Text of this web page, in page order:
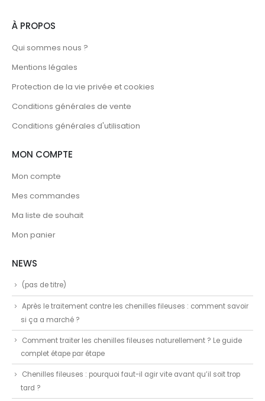
À PROPOS
Qui sommes nous ?
Mentions légales
Protection de la vie privée et cookies
Conditions générales de vente
Conditions générales d'utilisation
MON COMPTE
Mon compte
Mes commandes
Ma liste de souhait
Mon panier
NEWS
(pas de titre)
Après le traitement contre les chenilles fileuses : comment savoir
si ça a marché ?
Comment traiter les chenilles fileuses naturellement ? Le guide
complet étape par étape
Chenilles fileuses : pourquoi faut-il agir vite avant qu’il soit trop
tard ?